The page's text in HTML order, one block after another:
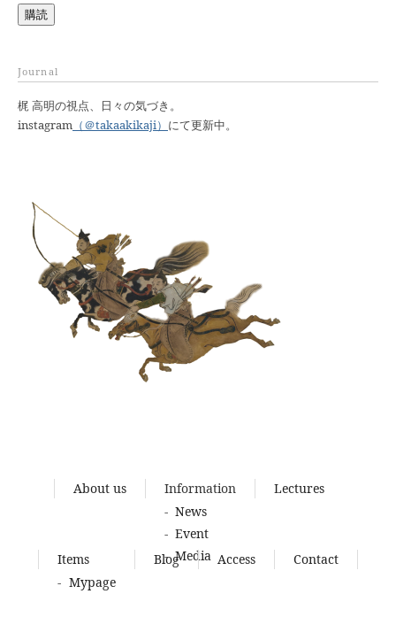
ア
ス
購読
Journal
梶 高明の視点、日々の気づき。
instagram （＠takaakikaji） にて更新中。
About us
Information
News
Event
Media
Lectures
Items
Mypage
Blog Access Contact